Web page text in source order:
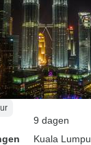
aan anderen
9 dagen
Kuala